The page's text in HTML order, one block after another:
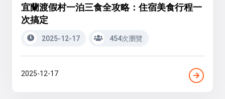
宜蘭渡假村一泊三食全攻略：住宿美食行程一
次搞定
2025-12-17 454次瀏覽
2025-12-17